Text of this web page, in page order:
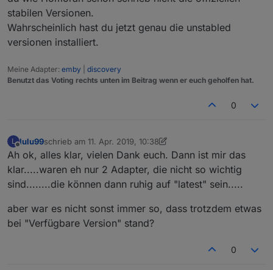
"http://iobroker.live/sources-dist-latest.json
Das kann so auch nicht richtig sein, oder?
stabilen Versionen.
Wahrscheinlich hast du jetzt genau die unstabled
versionen installiert.
Meine Adapter: emby
discovery
Benutzt das Voting rechts unten im Beitrag wenn er euch geholfen hat.
0
L
Offline
lulu99schrieb am 11. Apr. 2019, 10:38
zuletzt editiert von lulu994. Nov. 2019, 12:40
Ah ok, alles klar, vielen Dank euch. Dann ist mir das
klar.....waren eh nur 2 Adapter, die nicht so wichtig
sind........die können dann ruhig auf "latest" sein.....
aber war es nicht sonst immer so, dass trotzdem etwas
bei "Verfügbare Version" stand?
0